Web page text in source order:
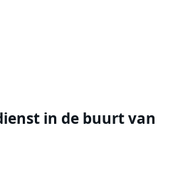
in de buurt van